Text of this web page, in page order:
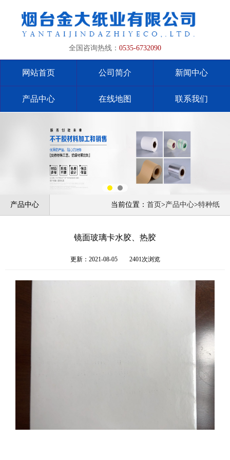
全国咨询热线： 0535-6732090
网站首页 公司简介 新闻中心
产品中心 在线地图 联系我们
产品中心 当前位置： 首页>产品中心>特种纸
镜面玻璃卡水胶、热胶
更新：2021-08-05 2401次浏览